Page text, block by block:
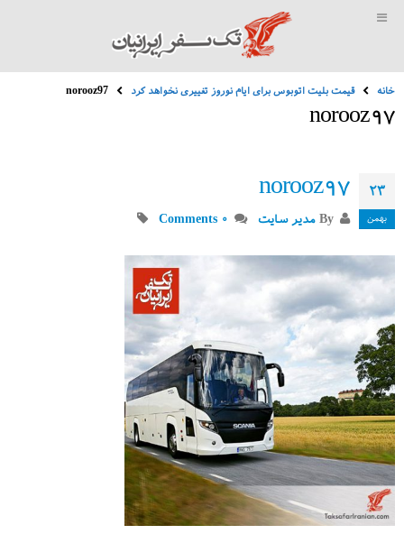
خانه قیمت بلیت اتوبوس برای ایام نوروز تغییری نخواهد کرد norooz97
norooz97
۲۳
بهمن
norooz97
مدیر سایت ۰ Comments